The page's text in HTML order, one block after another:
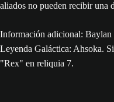
aliados no pueden recibir una
Información adicional: Baylan
Leyenda Galáctica: Ahsoka.
"Rex" en reliquia 7.